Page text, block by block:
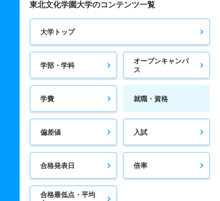
東北文化学園大学のコンテンツ一覧
大学トップ
学部・学科
オープンキャンパ
ス
学費 就職・資格
偏差値 入試
合格発表日 倍率
合格最低点・平均